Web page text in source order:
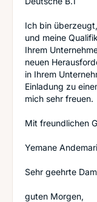
Ich bin
und meine
Ihrem
neuen
in Ihrem
Einladung zu
mich sehr freuen.
Mit freundlichen
Yemane
Sehr geehrte
guten Morgen,